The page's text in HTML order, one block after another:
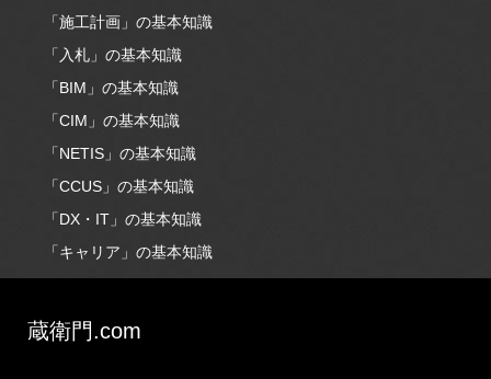
「施工計画」の基本知識
「入札」の基本知識
「BIM」の基本知識
「CIM」の基本知識
「NETIS」の基本知識
「CCUS」の基本知識
「DX・IT」の基本知識
「キャリア」の基本知識
蔵衛門.com